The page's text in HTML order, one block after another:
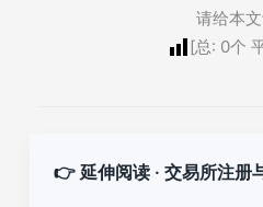
请给本
[总: 0个
👉 延伸阅读 · 交易所注册